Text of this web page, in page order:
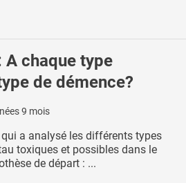
A chaque type
de démence?
9 mois
a analysé les différents types
toxiques et possibles dans le
de départ : ...